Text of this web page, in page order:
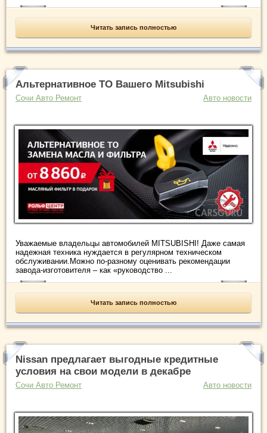
Читать запись полностью
Альтернативное ТО Вашего Mitsubishi
Сочи Авто Ремонт Авто новости
Уважаемые владельцы автомобилей MITSUBISHI! Даже самая
надежная техника нуждается в регулярном техническом
обслуживании.Можно по-разному оценивать рекомендации
завода-изготовителя – как «руководство ...
Читать запись полностью
Nissan предлагает выгодные кредитные
условия на свои модели в декабре
Сочи Авто Ремонт Авто новости